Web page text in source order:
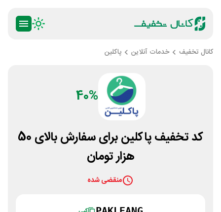
کانال تخفیف خدمات آنلاین پاکلین
40%
کد تخفیف پاکلین برای سفارش بالای 50
هزار تومان
منقضی شده